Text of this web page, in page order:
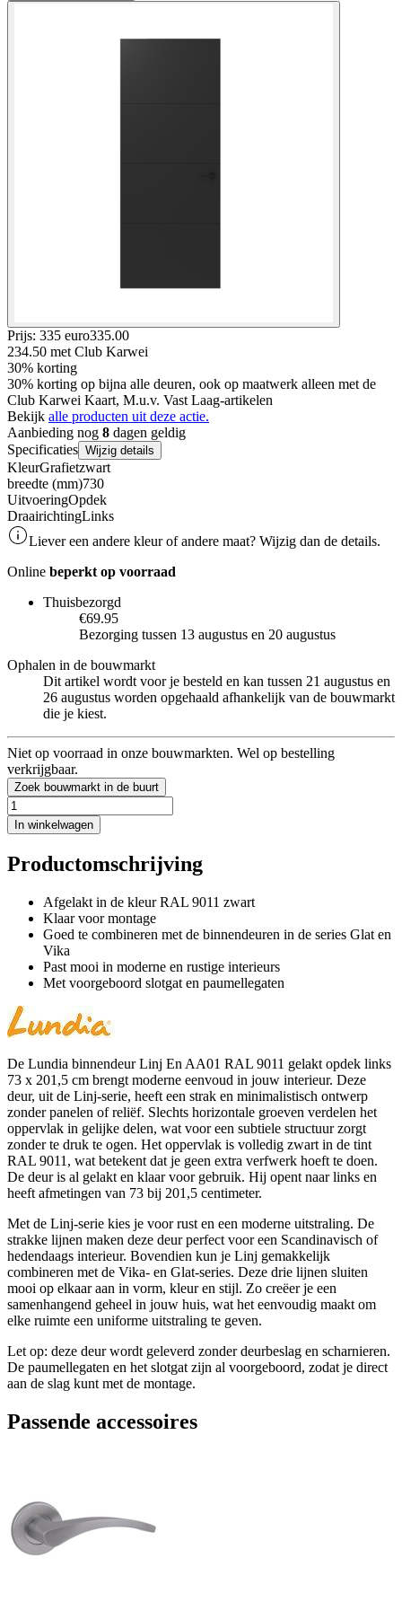
Prijs: 335 euro335.00
234.50 met Club Karwei
30% korting
30% korting op bijna alle deuren, ook op maatwerk alleen met de
Club Karwei Kaart, M.u.v. Vast Laag-artikelen
Bekijk alle producten uit deze actie.
Aanbieding nog 8 dagen geldig
Specificaties Wijzig details
KleurGrafietzwart
breedte (mm)730
UitvoeringOpdek
DraairichtingLinks
Liever een andere kleur of andere maat? Wijzig dan de details.
Online beperkt op voorraad
Thuisbezorgd
€69.95
Bezorging tussen 13 augustus en 20 augustus
Ophalen in de bouwmarkt
Dit artikel wordt voor je besteld en kan tussen 21 augustus en
26 augustus worden opgehaald afhankelijk van de bouwmarkt
die je kiest.
Niet op voorraad in onze bouwmarkten. Wel op bestelling
verkrijgbaar.
Zoek bouwmarkt in de buurt
In winkelwagen
Productomschrijving
Afgelakt in de kleur RAL 9011 zwart
Klaar voor montage
Goed te combineren met de binnendeuren in de series Glat en
Vika
Past mooi in moderne en rustige interieurs
Met voorgeboord slotgat en paumellegaten
De Lundia binnendeur Linj En AA01 RAL 9011 gelakt opdek links
73 x 201,5 cm brengt moderne eenvoud in jouw interieur. Deze
deur, uit de Linj-serie, heeft een strak en minimalistisch ontwerp
zonder panelen of reliëf. Slechts horizontale groeven verdelen het
oppervlak in gelijke delen, wat voor een subtiele structuur zorgt
zonder te druk te ogen. Het oppervlak is volledig zwart in de tint
RAL 9011, wat betekent dat je geen extra verfwerk hoeft te doen.
De deur is al gelakt en klaar voor gebruik. Hij opent naar links en
heeft afmetingen van 73 bij 201,5 centimeter.
Met de Linj-serie kies je voor rust en een moderne uitstraling. De
strakke lijnen maken deze deur perfect voor een Scandinavisch of
hedendaags interieur. Bovendien kun je Linj gemakkelijk
combineren met de Vika- en Glat-series. Deze drie lijnen sluiten
mooi op elkaar aan in vorm, kleur en stijl. Zo creëer je een
samenhangend geheel in jouw huis, wat het eenvoudig maakt om
elke ruimte een uniforme uitstraling te geven.
Let op: deze deur wordt geleverd zonder deurbeslag en scharnieren.
De paumellegaten en het slotgat zijn al voorgeboord, zodat je direct
aan de slag kunt met de montage.
Passende accessoires